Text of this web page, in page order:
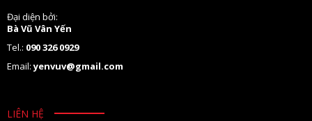
Đại diện bởi:
Bà Vũ Vân Yến
Tel.: 090 326 0929
Email:yenvuv@gmail.com
LIÊN HỆ